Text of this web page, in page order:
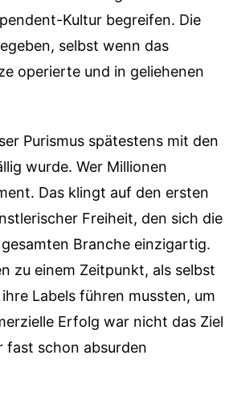
Kultur begreifen. Die
selbst wenn das
operierte und in geliehenen
Purismus spätestens mit den
wurde. Wer Millionen
Das klingt auf den ersten
Freiheit, den sich die
Branche einzigartig.
zu einem Zeitpunkt, als selbst
Labels führen mussten, um
Erfolg war nicht das Ziel
fast schon absurden